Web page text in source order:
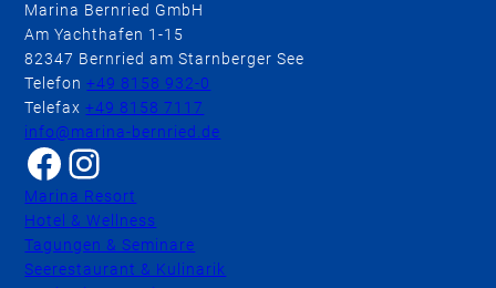
Marina Bernried GmbH
Am Yachthafen 1-15
82347 Bernried am Starnberger See
Telefon+49 8158 932-0
Telefax+49 8158 7117
info@marina-bernried.de
Facebook Instagram
Marina Resort
Hotel & Wellness
Tagungen & Seminare
Seerestaurant & Kulinarik